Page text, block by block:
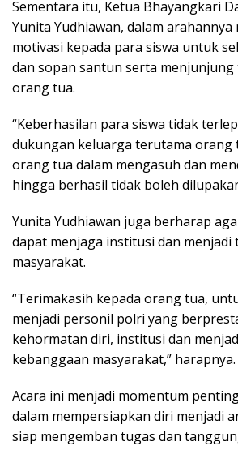
Sementara itu, Ketua Bhayangkari
Yunita Yudhiawan, dalam
motivasi kepada para siswa untuk
dan sopan santun serta
orang tua.
“Keberhasilan para siswa tidak
dukungan keluarga terutama orang
orang tua dalam mengasuh dan
hingga berhasil tidak boleh
Yunita Yudhiawan juga berharap
dapat menjaga institusi dan menjadi
masyarakat.
“Terimakasih kepada orang tua,
menjadi personil polri yang
kehormatan diri, institusi dan
kebanggaan masyarakat,” harapnya.
Acara ini menjadi momentum
dalam mempersiapkan diri menjadi
siap mengemban tugas dan